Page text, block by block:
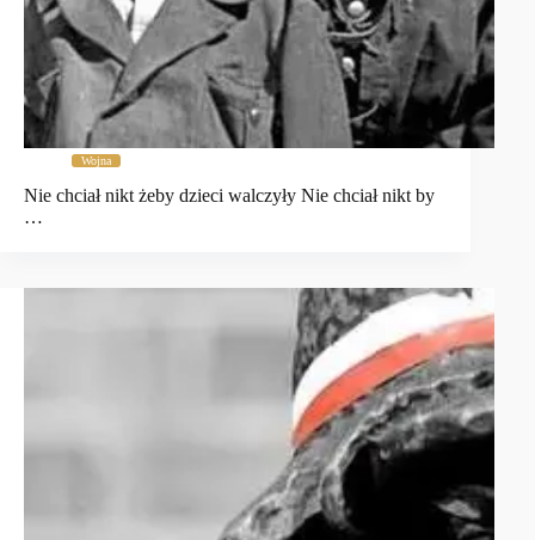
Wojna
Nie chciał nikt żeby dzieci walczyły Nie chciał nikt by
…